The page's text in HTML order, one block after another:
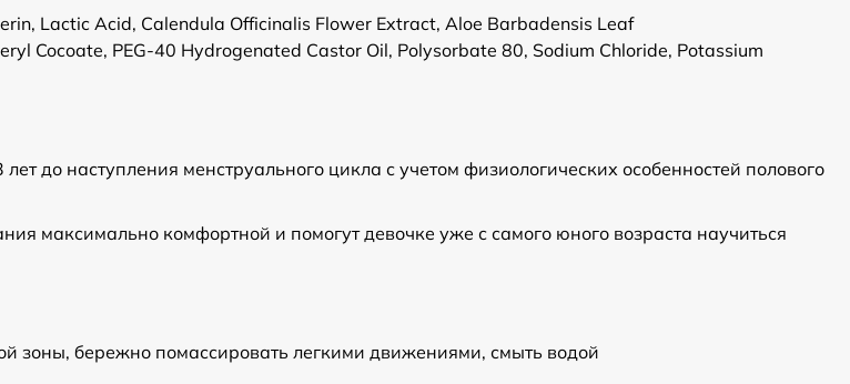
Lactic Acid, Calendula Officinalis Flower Extract, Aloe Barbadensis Leaf
Cocoate, PEG-40 Hydrogenated Castor Oil, Polysorbate 80, Sodium Chloride, Potassium
до наступления менструального цикла с учетом физиологических особенностей полового
максимально комфортной и помогут девочке уже с самого юного возраста научиться
зоны, бережно помассировать легкими движениями, смыть водой